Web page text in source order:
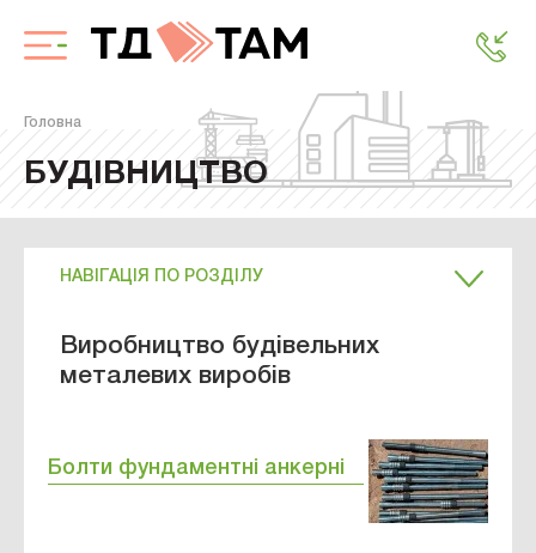
Головна
БУДІВНИЦТВО
НАВІГАЦІЯ ПО РОЗДІЛУ
Виробництво будівельних
металевих виробів
Болти фундаментні анкерні